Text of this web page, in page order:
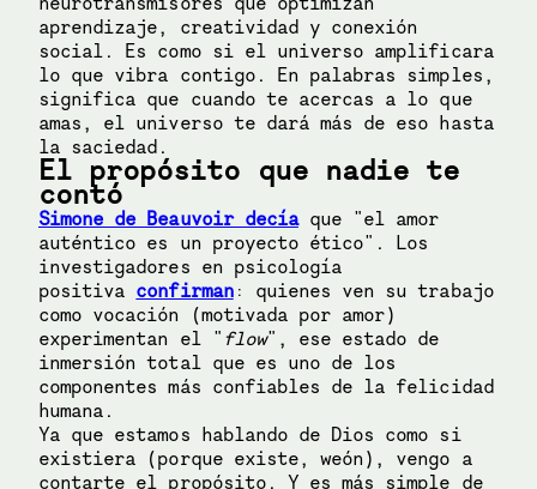
aprendizaje, creatividad y conexión
social. Es como si el universo amplificara
lo que vibra contigo. En palabras simples,
significa que cuando te acercas a lo que
amas, el universo te dará más de eso hasta
la saciedad.
El propósito que nadie te
contó
Simone de Beauvoir decíaque "el amor
auténtico es un proyecto ético". Los
investigadores en psicología
positiva confirman: quienes ven su trabajo
como vocación (motivada por amor)
experimentan el " flow", ese estado de
inmersión total que es uno de los
componentes más confiables de la felicidad
humana.
Ya que estamos hablando de Dios como si
existiera (porque existe, weón), vengo a
contarte el propósito. Y es más simple de